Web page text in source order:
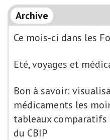
Archive
Ce mois-ci dans les
Eté, voyages et
Bon à savoir:
médicaments les
tableaux comparatifs
du CBIP